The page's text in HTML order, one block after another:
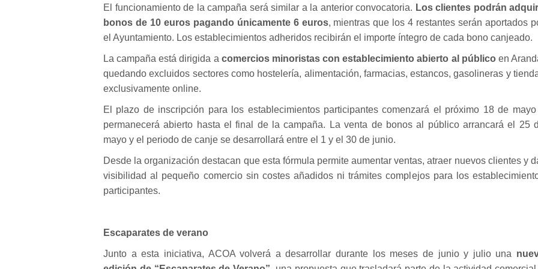
El funcionamiento de la campaña será similar a la anterior convocatoria. Los clientes podrán
bonos de 10 euros pagando únicamente 6 euros, mientras que los 4 restantes serán aportados
el Ayuntamiento. Los establecimientos adheridos recibirán el importe íntegro de cada bono canjeado.
La campaña está dirigida a comercios minoristas con establecimiento abierto al público en
quedando excluidos sectores como hostelería, alimentación, farmacias, estancos, gasolineras y
exclusivamente online.
El plazo de inscripción para los establecimientos participantes comenzará el próximo 18 de
permanecerá abierto hasta el final de la campaña. La venta de bonos al público arrancará el 25
mayo y el periodo de canje se desarrollará entre el 1 y el 30 de junio.
Desde la organización destacan que esta fórmula permite aumentar ventas, atraer nuevos clientes y
visibilidad al pequeño comercio sin costes añadidos ni trámites complejos para los
participantes.
Escaparates de verano
Junto a esta iniciativa, ACOA volverá a desarrollar durante los meses de junio y julio una